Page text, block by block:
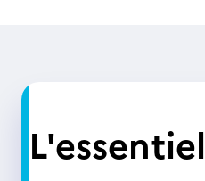
L'essentiel